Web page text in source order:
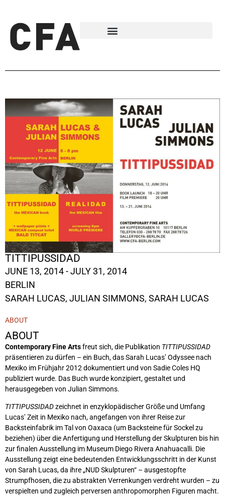
TITTIPUSSIDAD
JUNE 13, 2014 - JULY 31, 2014
BERLIN
SARAH LUCAS, JULIAN SIMMONS, SARAH LUCAS
ABOUT
ABOUT
Contemporary Fine Artsfreut sich, die Publikation TITTIPUSSIDAD
präsentieren zu dürfen – ein Buch, das Sarah Lucas’ Odyssee nach
Mexiko im Frühjahr 2012 dokumentiert und von Sadie Coles HQ
publiziert wurde. Das Buch wurde konzipiert, gestaltet und
herausgegeben von Julian Simmons.
TITTIPUSSIDADzeichnet in enzyklopädischer Größe und Umfang
Lucas’ Zeit in Mexiko nach, angefangen von ihrer Reise zur
Backsteinfabrik im Tal von Oaxaca (um Backsteine für Sockel zu
beziehen) über die Anfertigung und Herstellung der Skulpturen bis hin
zur finalen Ausstellung im Museum Diego Rivera Anahuacalli. Die
Ausstellung zeigt eine bedeutenden Entwicklungsschritt in der Kunst
von Sarah Lucas, da ihre „NUD Skulpturen“ – ausgestopfte
Strumpfhosen, die zu abstrakten Verrenkungen verdreht wurden – zu
verspielten und zugleich perversen anthropomorphen Figuren macht.